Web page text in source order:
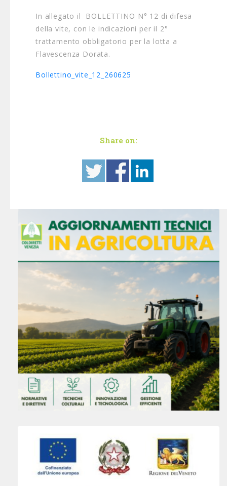
In allegato il BOLLETTINO N° 12 di difesa
della vite, con le indicazioni per il 2°
trattamento obbligatorio per la lotta a
Flavescenza Dorata.
Bollettino_vite_12_260625
Share on: